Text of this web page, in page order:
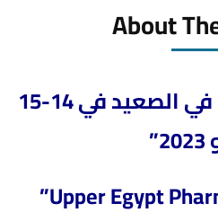
About
“مهرجان الصيادلة في الصعيد في 14-15